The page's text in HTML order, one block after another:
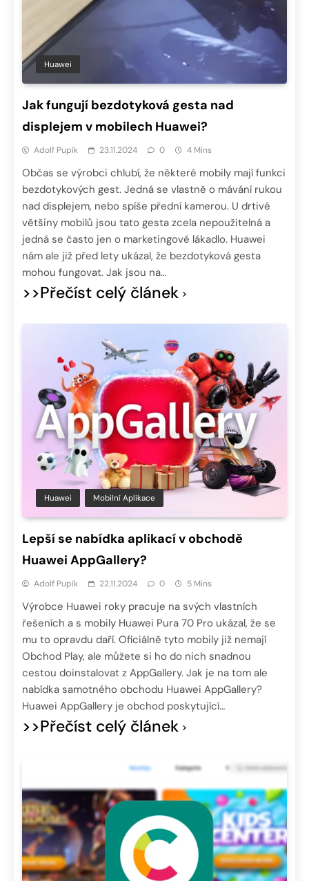
Huawei
Jak fungují bezdotyková gesta nad
displejem v mobilech Huawei?
Adolf Pupík 23.11.2024 0 4 Mins
Občas se výrobci chlubí, že některé mobily mají funkci
bezdotykových gest. Jedná se vlastně o mávání rukou
nad displejem, nebo spíše přední kamerou. U drtivé
většiny mobilů jsou tato gesta zcela nepoužitelná a
jedná se často jen o marketingové lákadlo. Huawei
nám ale již před lety ukázal, že bezdotyková gesta
mohou fungovat. Jak jsou na…
>>Přečíst celý článek
Huawei Mobilní Aplikace
Lepší se nabídka aplikací v obchodě
Huawei AppGallery?
Adolf Pupík 22.11.2024 0 5 Mins
Výrobce Huawei roky pracuje na svých vlastních
řešeních a s mobily Huawei Pura 70 Pro ukázal, že se
mu to opravdu daří. Oficiálně tyto mobily již nemají
Obchod Play, ale můžete si ho do nich snadnou
cestou doinstalovat z AppGallery. Jak je na tom ale
nabídka samotného obchodu Huawei AppGallery?
Huawei AppGallery je obchod poskytující…
>>Přečíst celý článek